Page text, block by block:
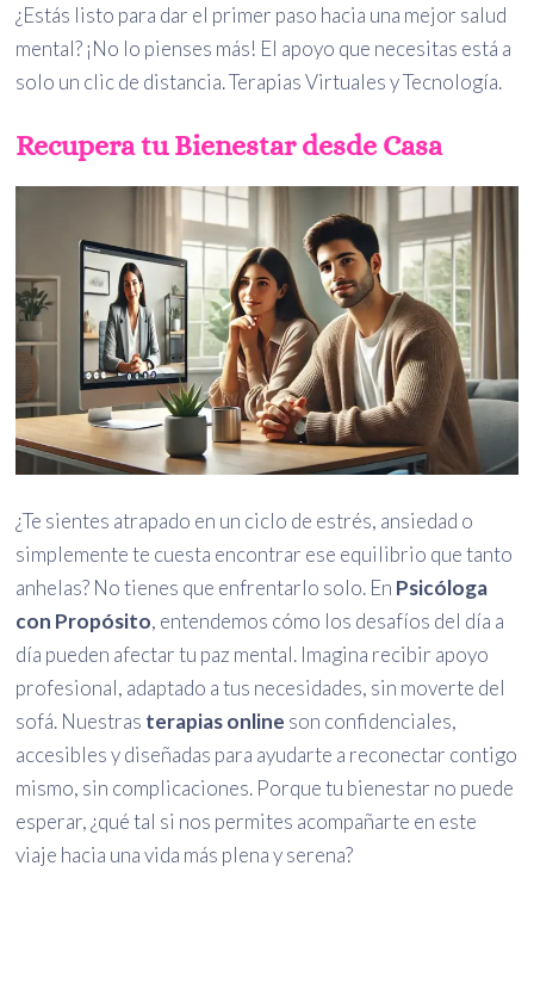
¿Estás listo para dar el primer paso hacia una mejor salud
mental? ¡No lo pienses más! El apoyo que necesitas está a
solo un clic de distancia. Terapias Virtuales y Tecnología.
Recupera tu Bienestar desde Casa
¿Te sientes atrapado en un ciclo de estrés, ansiedad o
simplemente te cuesta encontrar ese equilibrio que tanto
anhelas? No tienes que enfrentarlo solo. En Psicóloga
con Propósito, entendemos cómo los desafíos del día a
día pueden afectar tu paz mental. Imagina recibir apoyo
profesional, adaptado a tus necesidades, sin moverte del
sofá. Nuestras terapias online son confidenciales,
accesibles y diseñadas para ayudarte a reconectar contigo
mismo, sin complicaciones. Porque tu bienestar no puede
esperar, ¿qué tal si nos permites acompañarte en este
viaje hacia una vida más plena y serena?